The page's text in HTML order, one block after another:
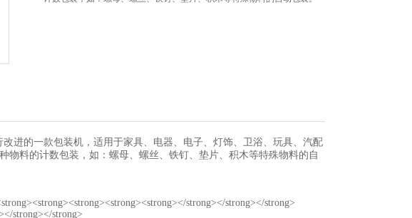
进的一款包装机，适用于家具、电器、电子、灯饰、卫浴、玩具、汽配
物料的计数包装，如：螺母、螺丝、铁钉、垫片、积木等特殊物料的自